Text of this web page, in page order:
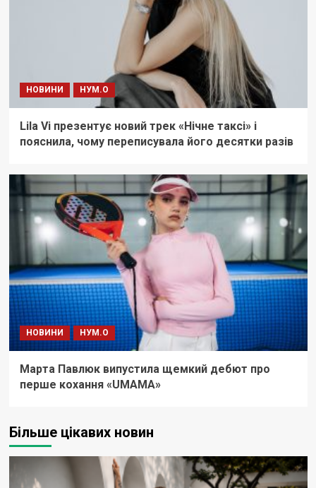
НОВИНИ НУМ.О
Lila Vi презентує новий трек «Нічне таксі» і
пояснила, чому переписувала його десятки разів
НОВИНИ НУМ.О
Марта Павлюк випустила щемкий дебют про
перше кохання «UМАМА»
Більше цікавих новин